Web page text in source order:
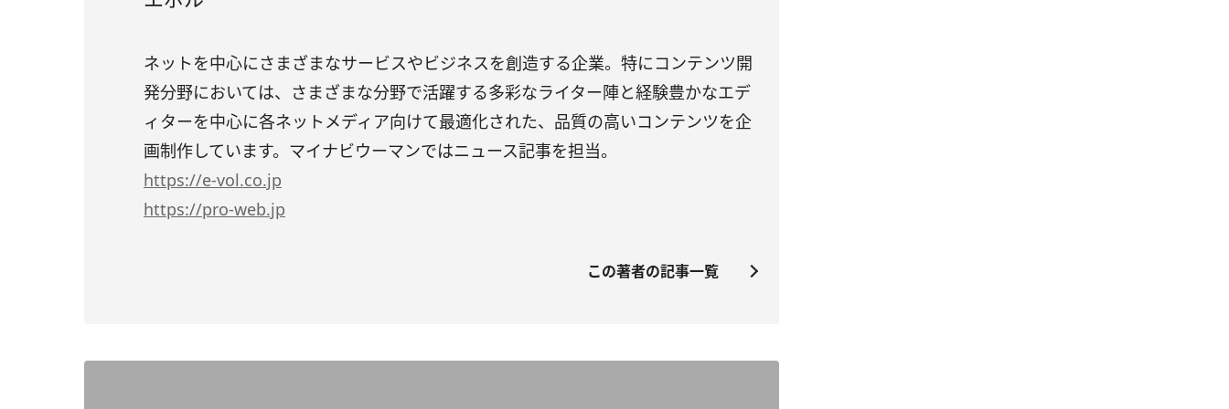
ネットを中心にさまざまなサービスやビジネスを創造する企業。特にコンテンツ開
発分野においては、さまざまな分野で活躍する多彩なライター陣と経験豊かなエデ
ィターを中心に各ネットメディア向けて最適化された、品質の高いコンテンツを企
画制作しています。マイナビウーマンではニュース記事を担当。
https://e-vol.co.jp
https://pro-web.jp
この著者の記事一覧